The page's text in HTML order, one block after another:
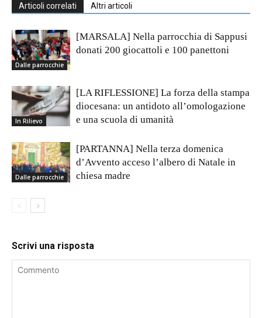
Articoli correlati Altri articoli
Dalle parrocchie
[MARSALA] Nella parrocchia di Sappusi
donati 200 giocattoli e 100 panettoni
In Rilievo
[LA RIFLESSIONE] La forza della stampa
diocesana: un antidoto all’omologazione
e una scuola di umanità
Dalle parrocchie
[PARTANNA] Nella terza domenica
d’Avvento acceso l’albero di Natale in
chiesa madre
Scrivi una risposta